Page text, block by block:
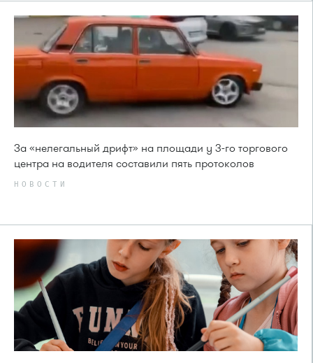
За «нелегальный дрифт» на площади у 3-го торгового
центра на водителя составили пять протоколов
НОВОСТИ